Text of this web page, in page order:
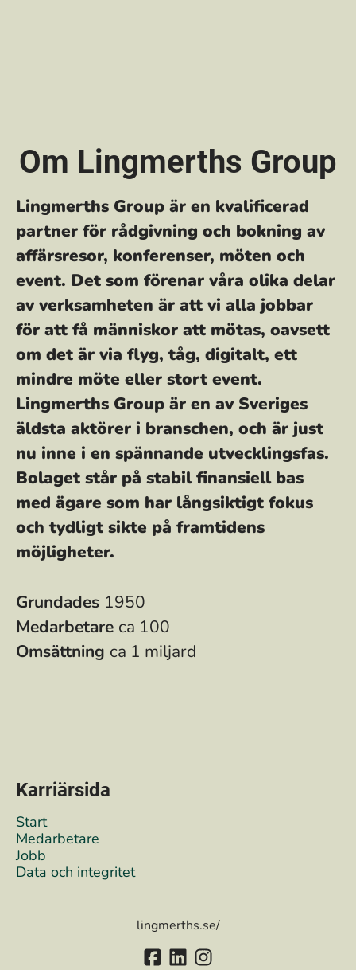
Om Lingmerths Group
Lingmerths Group är en kvalificerad
partner för rådgivning och bokning av
affärsresor, konferenser, möten och
event. Det som förenar våra olika delar
av verksamheten är att vi alla jobbar
för att få människor att mötas, oavsett
om det är via flyg, tåg, digitalt, ett
mindre möte eller stort event.
Lingmerths Group är en av Sveriges
äldsta aktörer i branschen, och är just
nu inne i en spännande utvecklingsfas.
Bolaget står på stabil finansiell bas
med ägare som har långsiktigt fokus
och tydligt sikte på framtidens
möjligheter.
Grundades 1950
Medarbetare ca 100
Omsättning ca 1 miljard
Karriärsida
Start
Medarbetare
Jobb
Data och integritet
lingmerths.se/